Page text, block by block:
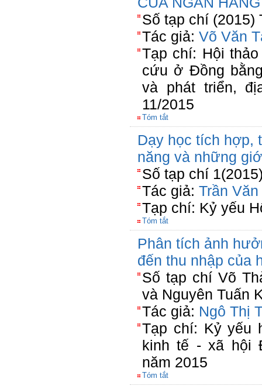
Số tạp chí (2015)
Tác giả: Võ Văn
Tạp chí: Hội
cứu ở Đồng
và phát triển,
11/2015
Tóm tắt
Dạy học tích hợp,
năng và những
Số tạp chí
Tác giả: Trần
Tạp chí: Kỷ yếu
Tóm tắt
Phân tích ảnh
đến thu nhập của
Số tạp chí Võ
và Nguyên Tuấn
Tác giả: Ngô Thị
Tạp chí: Kỷ yếu
kinh tế - xã hội
năm 2015
Tóm tắt